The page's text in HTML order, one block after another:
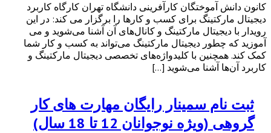
کانون دانش آموختگان کارآفرینی دانشگاه تهران کارگاه کاربرد
دیجیتال مارکتینگ برای کسب و کارها را برگزار می کند: در این
رویدار با دیجیتال مارکتینگ و کانال‌های آن آشنا می‌شوید و می
آموزید که چطور دیجیتال مارکتینگ می‌تواند به کسب و کار شما
کمک کند. همچنین با کلیدواژه‌های تخصصی دیجیتال مارکتینگ و
کاربرد آن‌ها آشنا می‌شوید […]
ثبت نام سمینار رایگان مهارت های کار
گروهی (ویژه نوجوانان 12 تا 18 سال)